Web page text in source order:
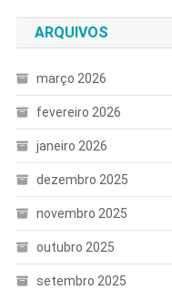
ARQUIVOS
março 2026
fevereiro 2026
janeiro 2026
dezembro 2025
novembro 2025
outubro 2025
setembro 2025